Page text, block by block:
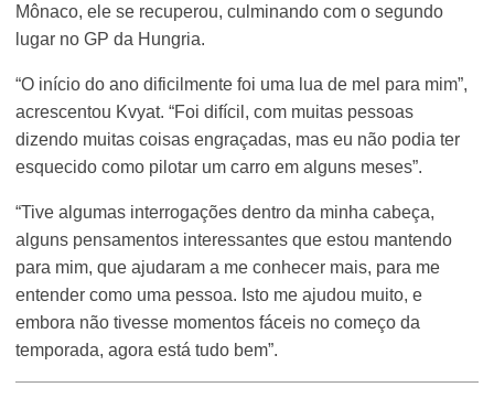
Mônaco, ele se recuperou, culminando com o segundo
lugar no GP da Hungria.
“O início do ano dificilmente foi uma lua de mel para mim”,
acrescentou Kvyat. “Foi difícil, com muitas pessoas
dizendo muitas coisas engraçadas, mas eu não podia ter
esquecido como pilotar um carro em alguns meses”.
“Tive algumas interrogações dentro da minha cabeça,
alguns pensamentos interessantes que estou mantendo
para mim, que ajudaram a me conhecer mais, para me
entender como uma pessoa. Isto me ajudou muito, e
embora não tivesse momentos fáceis no começo da
temporada, agora está tudo bem”.